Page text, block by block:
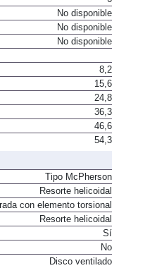
No disponible
No disponible
No disponible
8,2
15,6
24,8
36,3
46,6
54,3
Tipo McPherson
Resorte helicoidal
con elemento torsional
Resorte helicoidal
Sí
No
Disco ventilado